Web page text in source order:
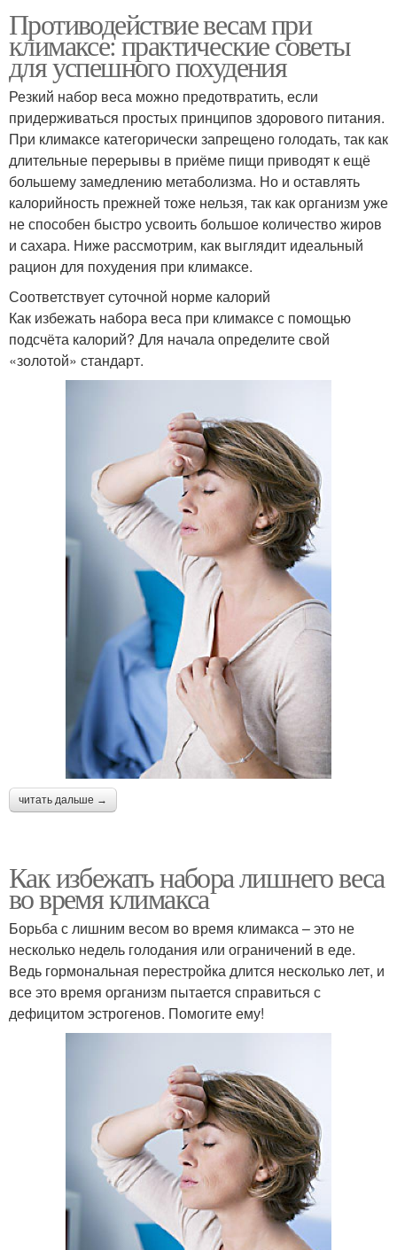
Противодействие весам при
климаксе: практические советы
для успешного похудения
Резкий набор веса можно предотвратить, если
придерживаться простых принципов здорового питания.
При климаксе категорически запрещено голодать, так как
длительные перерывы в приёме пищи приводят к ещё
большему замедлению метаболизма. Но и оставлять
калорийность прежней тоже нельзя, так как организм уже
не способен быстро усвоить большое количество жиров
и сахара. Ниже рассмотрим, как выглядит идеальный
рацион для похудения при климаксе.
Соответствует суточной норме калорий
Как избежать набора веса при климаксе с помощью
подсчёта калорий? Для начала определите свой
«золотой» стандарт.
читать дальше →
Как избежать набора лишнего веса
во время климакса
Борьба с лишним весом во время климакса – это не
несколько недель голодания или ограничений в еде.
Ведь гормональная перестройка длится несколько лет, и
все это время организм пытается справиться с
дефицитом эстрогенов. Помогите ему!